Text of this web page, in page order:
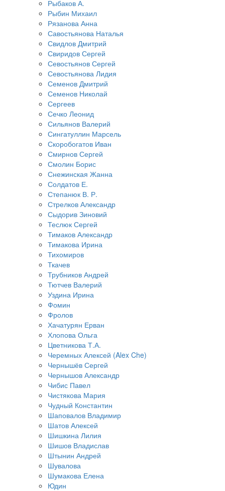
Рыбаков А.
Рыбин Михаил
Рязанова Анна
Савостьянова Наталья
Свидлов Дмитрий
Свиридов Сергей
Севостьянов Сергей
Севостьянова Лидия
Семенов Дмитрий
Семенов Николай
Сергеев
Сечко Леонид
Сильянов Валерий
Сингатуллин Марсель
Скоробогатов Иван
Смирнов Сергей
Смолин Борис
Снежинская Жанна
Солдатов Е.
Степанюк В. Р.
Стрелков Александр
Сыдорив Зиновий
Теслюк Сергей
Тимаков Александр
Тимакова Ирина
Тихомиров
Ткачев
Трубников Андрей
Тютчев Валерий
Уздина Ирина
Фомин
Фролов
Хачатурян Ерван
Хлопова Ольга
Цветникова Т.А.
Черемных Алексей (Alex Che)
Чернышёв Сергей
Чернышов Александр
Чибис Павел
Чистякова Мария
Чудный Константин
Шаповалов Владимир
Шатов Алексей
Шишкина Лилия
Шишов Владислав
Штынин Андрей
Шувалова
Шумакова Елена
Юдин